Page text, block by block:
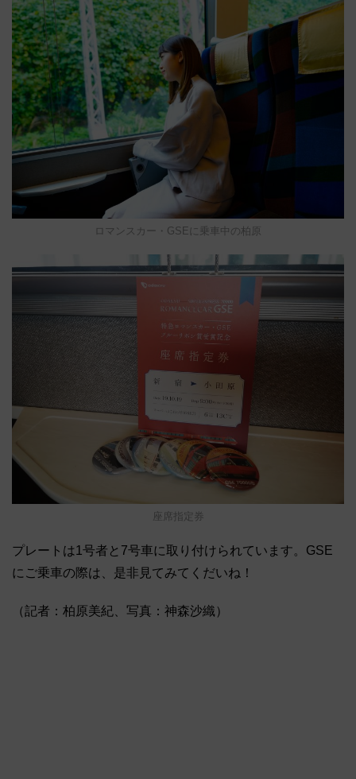
ロマンスカー・GSEに乗車中の柏原
座席指定券
プレートは1号者と7号車に取り付けられています。GSE
にご乗車の際は、是非見てみてくだいね！
（記者：柏原美紀、写真：神森沙織）